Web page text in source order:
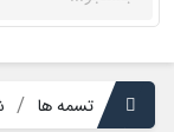
تسمه ها